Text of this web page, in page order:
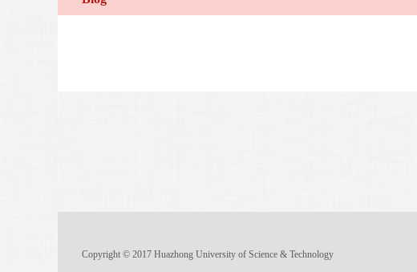
Copyright © 2017 Huazhong University of Science & Technology